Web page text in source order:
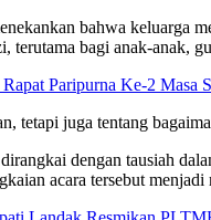
bahwa keluarga
terutama bagi anak-anak,
Paripurna Ke-2 Masa
tetapi juga tentang
dengan tausiah
acara tersebut